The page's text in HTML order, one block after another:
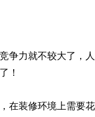
争力就不较大了，
！
在装修环境上需要